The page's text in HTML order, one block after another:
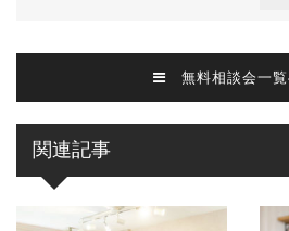
無料相談会一覧
関連記事